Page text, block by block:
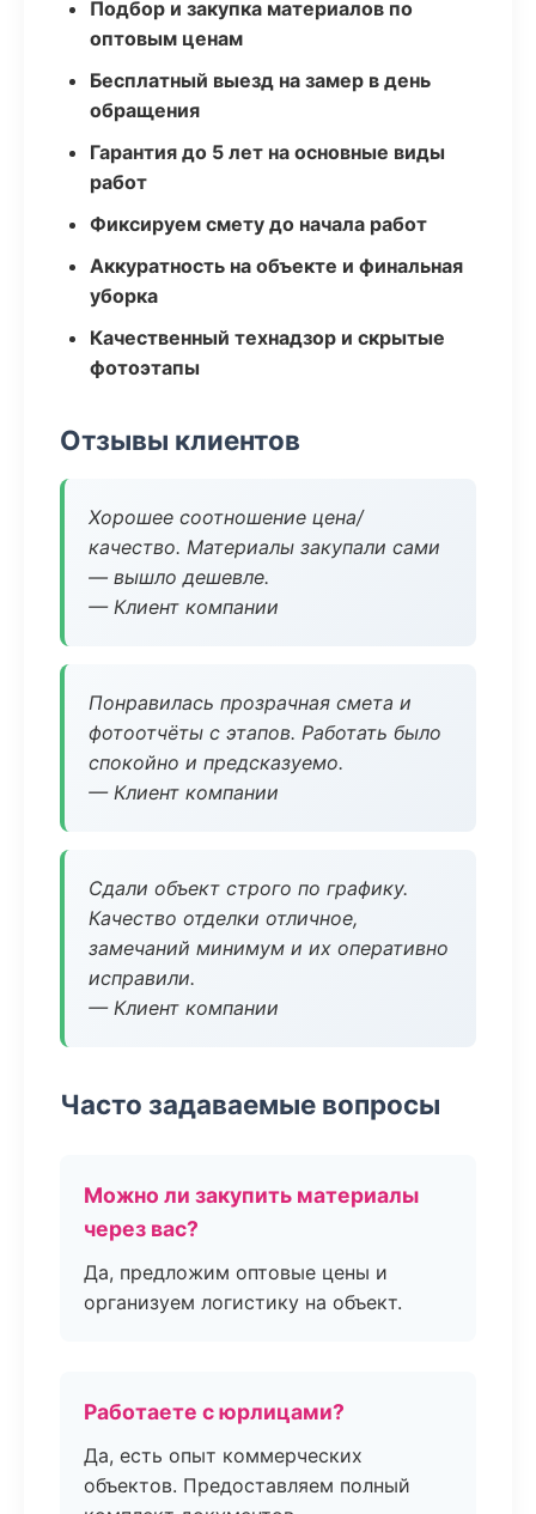
Подбор и закупка материалов по
оптовым ценам
Бесплатный выезд на замер в день
обращения
Гарантия до 5 лет на основные виды
работ
Фиксируем смету до начала работ
Аккуратность на объекте и финальная
уборка
Качественный технадзор и скрытые
фотоэтапы
Отзывы клиентов
Хорошее соотношение цена/
качество. Материалы закупали сами
— вышло дешевле.
— Клиент компании
Понравилась прозрачная смета и
фотоотчёты с этапов. Работать было
спокойно и предсказуемо.
— Клиент компании
Сдали объект строго по графику.
Качество отделки отличное,
замечаний минимум и их оперативно
исправили.
— Клиент компании
Часто задаваемые вопросы
Можно ли закупить материалы
через вас?
Да, предложим оптовые цены и
организуем логистику на объект.
Работаете с юрлицами?
Да, есть опыт коммерческих
объектов. Предоставляем полный